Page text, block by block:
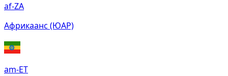
af-ZA
Африкаанс (ЮАР)
am-ET